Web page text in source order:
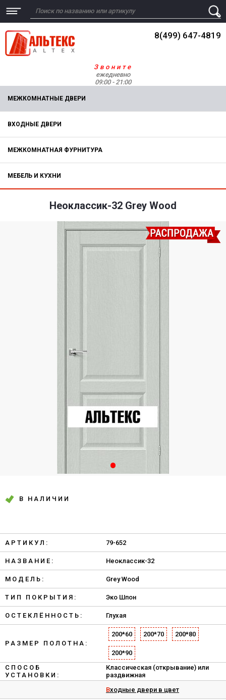
8(499) 647-4819
Звоните
ежедневно
09:00 - 21:00
МЕЖКОМНАТНЫЕ ДВЕРИ
ВХОДНЫЕ ДВЕРИ
МЕЖКОМНАТНАЯ ФУРНИТУРА
МЕБЕЛЬ И КУХНИ
Неоклассик-32 Grey Wood
В НАЛИЧИИ
АРТИКУЛ: 79-652
НАЗВАНИЕ: Неоклассик-32
МОДЕЛЬ: Grey Wood
ТИП ПОКРЫТИЯ: Эко Шпон
ОСТЕКЛЁННОСТЬ: Глухая
РАЗМЕР ПОЛОТНА:
200*60 200*70 200*80
200*90
СПОСОБ
УСТАНОВКИ:
Классическая (открывание) или
раздвижная
Входные двери в цвет